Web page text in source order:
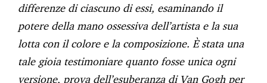
differenze di ciascuno di essi, esaminando il
potere della mano ossessiva dell’artista e la sua
lotta con il colore e la composizione. È stata una
tale gioia testimoniare quanto fosse unica ogni
versione, prova dell’esuberanza di Van Gogh per